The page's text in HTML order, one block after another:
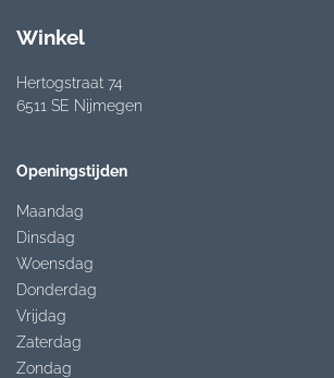
Winkel
Hertogstraat 74
6511 SE Nijmegen
Openingstijden
Maandag
Dinsdag
Woensdag
Donderdag
Vrijdag
Zaterdag
Zondag